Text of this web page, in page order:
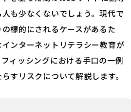
も少なくないでしょう。現代で
標的にされるケースがあるた
ンターネットリテラシー教育が
ィッシングにおける手口の一例
すリスクについて解説します。